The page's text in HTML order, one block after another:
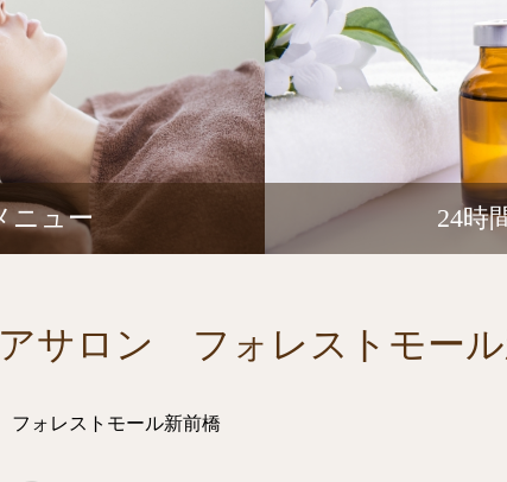
ニュー 24時
サロン フォレストモール
ォレストモール新前橋